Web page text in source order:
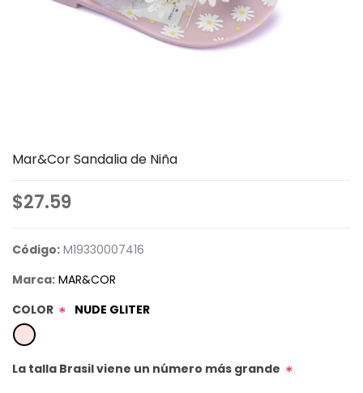
Mar&Cor Sandalia de Niña
$27.59
Código: M19330007416
Marca: MAR&COR
COLOR * NUDE GLITER
La talla Brasil viene un número más grande *